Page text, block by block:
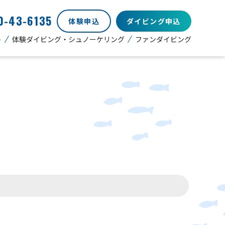
43-6135 体験申込
ダイビング申込
体験ダイビング・シュノーケリング ファンダイビング